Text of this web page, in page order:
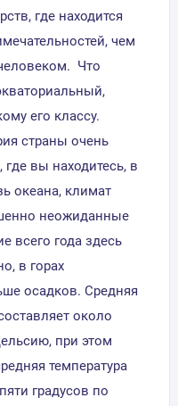
где находится
чем
Что
его классу.
страны очень
вы находитесь, в
океана, климат
неожиданные
всего года здесь
в горах
осадков. Средняя
около
при этом
температура
градусов по